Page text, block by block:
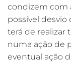
condizem com
possível
terá de realizar
numa ação de
eventual ação